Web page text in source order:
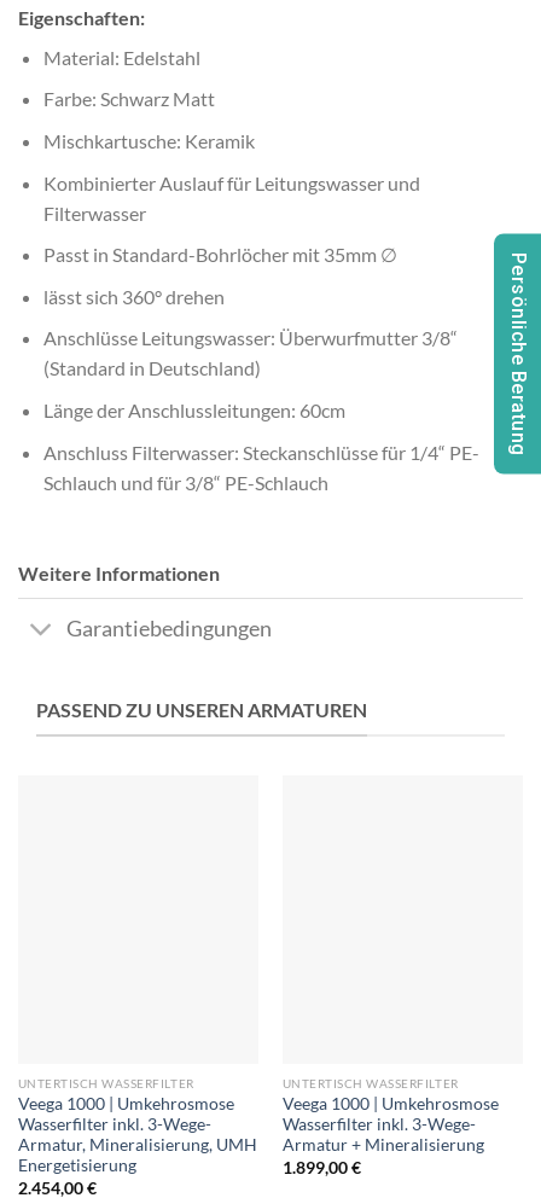
Eigenschaften:
Material: Edelstahl
Farbe: Schwarz Matt
Mischkartusche: Keramik
Kombinierter Auslauf für Leitungswasser und
Filterwasser
Passt in Standard-Bohrlöcher mit 35mm ∅
lässt sich 360° drehen
Anschlüsse Leitungswasser: Überwurfmutter 3/8“
(Standard in Deutschland)
Länge der Anschlussleitungen: 60cm
Anschluss Filterwasser: Steckanschlüsse für 1/4“ PE-
Schlauch und für 3/8“ PE-Schlauch
Weitere Informationen
Garantiebedingungen
PASSEND ZU UNSEREN ARMATUREN
UNTERTISCH WASSERFILTER
Veega 1000 | Umkehrosmose
Wasserfilter inkl. 3-Wege-
Armatur, Mineralisierung, UMH
Energetisierung
2.454,00€
UNTERTISCH WASSERFILTER
Veega 1000 | Umkehrosmose
Wasserfilter inkl. 3-Wege-
Armatur + Mineralisierung
1.899,00€
Persönliche Beratung